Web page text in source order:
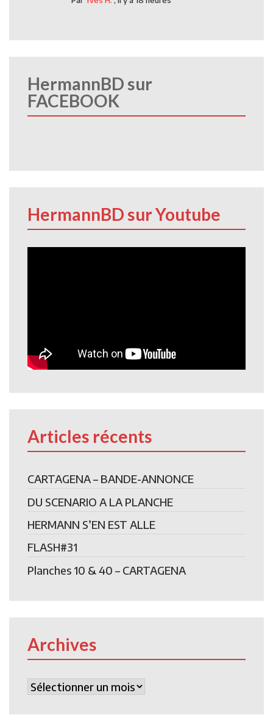
HermannBD sur
FACEBOOK
HermannBD sur Youtube
Articles récents
CARTAGENA – BANDE-ANNONCE
DU SCENARIO A LA PLANCHE
HERMANN S’EN EST ALLE
FLASH#31
Planches 10 & 40 – CARTAGENA
Archives
Archives